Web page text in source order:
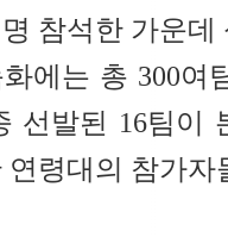
참석한 가운
에는 총 300여
선발된 16팀이
연령대의 참가